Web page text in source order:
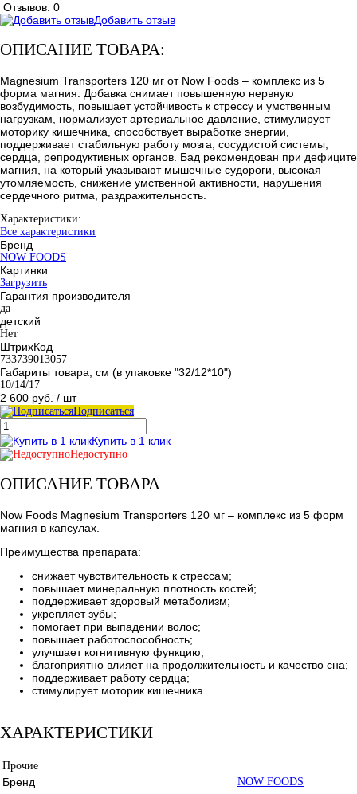
Отзывов: 0
Добавить отзыв
ОПИСАНИЕ ТОВАРА:
Magnesium Transporters 120 мг от Now Foods – комплекс из 5
форма магния. Добавка снимает повышенную нервную
возбудимость, повышает устойчивость к стрессу и умственным
нагрузкам, нормализует артериальное давление, стимулирует
моторику кишечника, способствует выработке энергии,
поддерживает стабильную работу мозга, сосудистой системы,
сердца, репродуктивных органов. Бад рекомендован при дефиците
магния, на который указывают мышечные судороги, высокая
утомляемость, снижение умственной активности, нарушения
сердечного ритма, раздражительность.
Характеристики:
Все характеристики
Бренд
NOW FOODS
Картинки
Загрузить
Гарантия производителя
да
детский
Нет
ШтрихКод
733739013057
Габариты товара, см (в упаковке "32/12*10")
10/14/17
2 600 руб. / шт
Подписаться
Купить в 1 клик
Недоступно
ОПИСАНИЕ ТОВАРА
Now Foods Magnesium Transporters 120 мг – комплекс из 5 форм
магния в капсулах.
Преимущества препарата:
снижает чувствительность к стрессам;
повышает минеральную плотность костей;
поддерживает здоровый метаболизм;
укрепляет зубы;
помогает при выпадении волос;
повышает работоспособность;
улучшает когнитивную функцию;
благоприятно влияет на продолжительность и качество сна;
поддерживает работу сердца;
стимулирует моторик кишечника.
ХАРАКТЕРИСТИКИ
Прочие
Бренд NOW FOODS